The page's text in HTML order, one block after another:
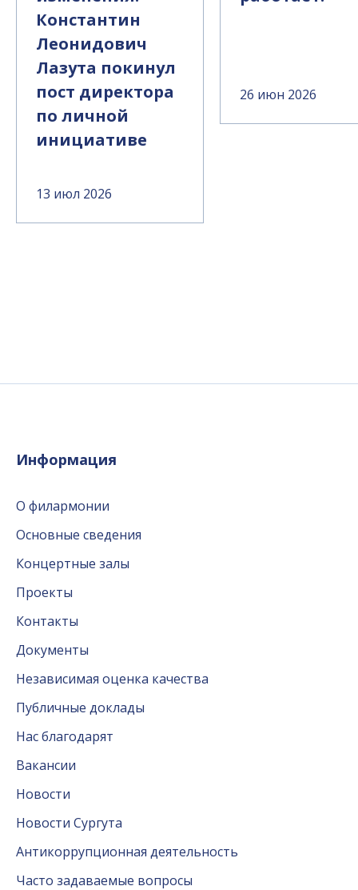
Константин
Леонидович
Лазута покинул
пост директора
по личной
инициативе
13 июл 2026
26 июн 2026
Информация
О филармонии
Основные сведения
Концертные залы
Проекты
Контакты
Документы
Независимая оценка качества
Публичные доклады
Нас благодарят
Вакансии
Новости
Новости Сургута
Антикоррупционная деятельность
Часто задаваемые вопросы